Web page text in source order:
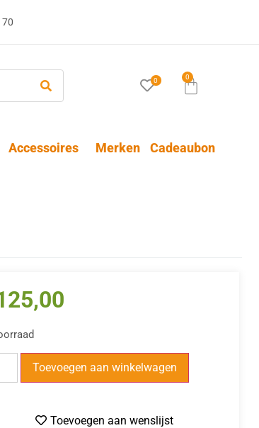
70
0 0
Accessoires Merken Cadeaubon
Toevoegen aan winkelwagen
Toevoegen aan wenslijst